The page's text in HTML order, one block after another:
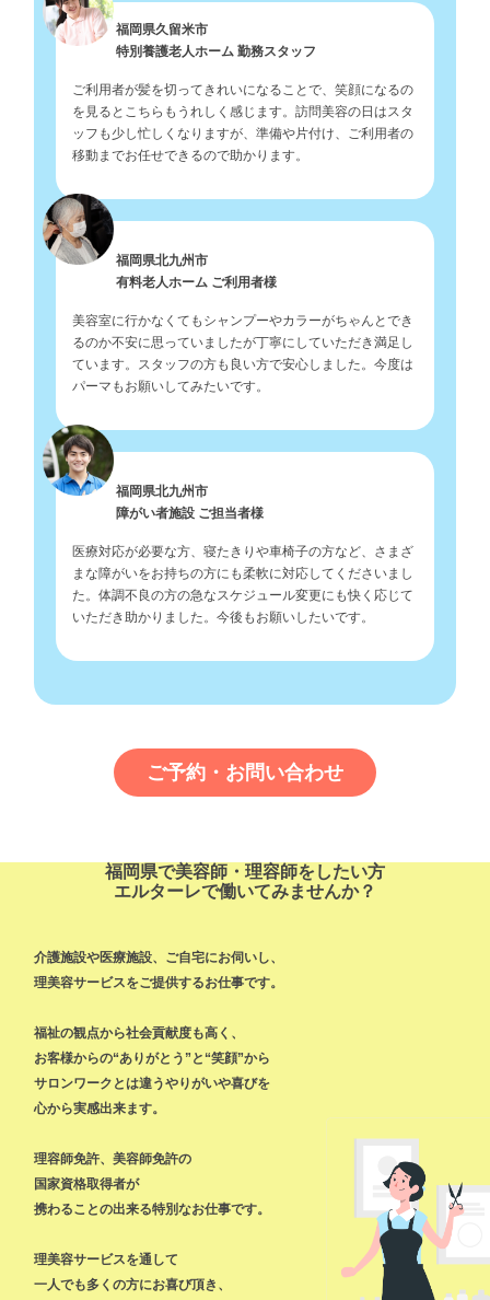
福岡県久留米市
特別養護老人ホーム 勤務スタッフ
ご利用者が髪を切ってきれいになることで、笑顔になるの
を見るとこちらもうれしく感じます。訪問美容の日はスタ
ッフも少し忙しくなりますが、準備や片付け、ご利用者の
移動までお任せできるので助かります。
福岡県北九州市
有料老人ホーム ご利用者様
美容室に行かなくてもシャンプーやカラーがちゃんとでき
るのか不安に思っていましたが丁寧にしていただき満足し
ています。スタッフの方も良い方で安心しました。今度は
パーマもお願いしてみたいです。
福岡県北九州市
障がい者施設 ご担当者様
医療対応が必要な方、寝たきりや車椅子の方など、さまざ
まな障がいをお持ちの方にも柔軟に対応してくださいまし
た。体調不良の方の急なスケジュール変更にも快く応じて
いただき助かりました。今後もお願いしたいです。
ご予約・お問い合わせ
福岡県で美容師・理容師をしたい方
エルターレで働いてみませんか？
介護施設や医療施設、ご自宅にお伺いし、
理美容サービスをご提供するお仕事です。
福祉の観点から社会貢献度も高く、
お客様からの“ありがとう”と“笑顔”から
サロンワークとは違うやりがいや喜びを
心から実感出来ます。
理容師免許、美容師免許の
国家資格取得者が
携わることの出来る特別なお仕事です。
理美容サービスを通して
一人でも多くの方にお喜び頂き、